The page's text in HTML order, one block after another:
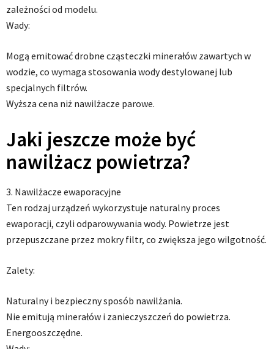
zależności od modelu.
Wady:
Mogą emitować drobne cząsteczki minerałów zawartych w
wodzie, co wymaga stosowania wody destylowanej lub
specjalnych filtrów.
Wyższa cena niż nawilżacze parowe.
Jaki jeszcze może być
nawilżacz powietrza?
3. Nawilżacze ewaporacyjne
Ten rodzaj urządzeń wykorzystuje naturalny proces
ewaporacji, czyli odparowywania wody. Powietrze jest
przepuszczane przez mokry filtr, co zwiększa jego wilgotność.
Zalety:
Naturalny i bezpieczny sposób nawilżania.
Nie emitują minerałów i zanieczyszczeń do powietrza.
Energooszczędne.